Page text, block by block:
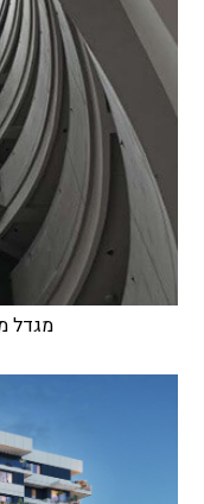
מגדל